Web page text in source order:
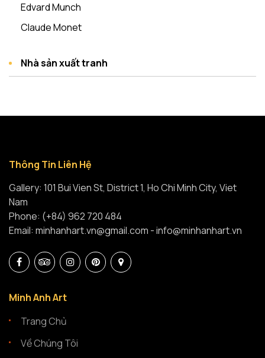
Edvard Munch
Claude Monet
Nhà sản xuất tranh
Thông Tin Liên Hệ
Gallery: 101 Bui Vien St, District 1, Ho Chi Minh City, Viet
Nam
Phone: (+84) 962 720 484
Email: minhanhart.vn@gmail.com - info@minhanhart.vn
Minh Anh Art
Trang Chủ
Về Chúng Tôi